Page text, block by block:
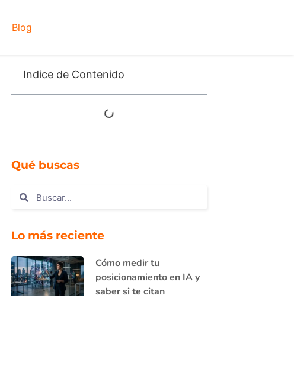
Blog
Indice de Contenido
Qué buscas
Lo más reciente
Cómo medir tu
posicionamiento en IA y
saber si te citan